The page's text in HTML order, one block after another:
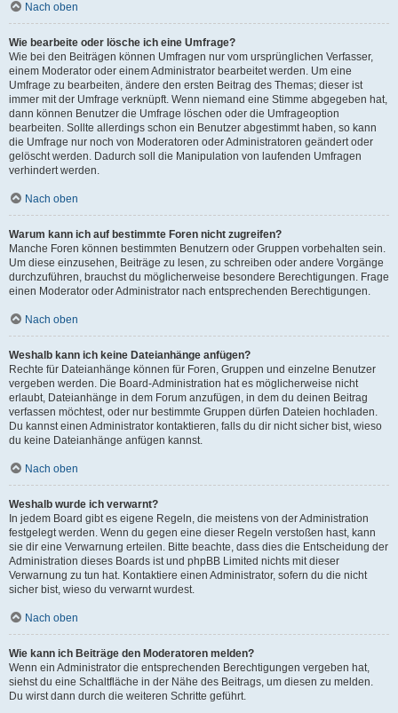
Nach oben
Wie bearbeite oder lösche ich eine Umfrage?
Wie bei den Beiträgen können Umfragen nur vom ursprünglichen Verfasser,
einem Moderator oder einem Administrator bearbeitet werden. Um eine
Umfrage zu bearbeiten, ändere den ersten Beitrag des Themas; dieser ist
immer mit der Umfrage verknüpft. Wenn niemand eine Stimme abgegeben hat,
dann können Benutzer die Umfrage löschen oder die Umfrageoption
bearbeiten. Sollte allerdings schon ein Benutzer abgestimmt haben, so kann
die Umfrage nur noch von Moderatoren oder Administratoren geändert oder
gelöscht werden. Dadurch soll die Manipulation von laufenden Umfragen
verhindert werden.
Nach oben
Warum kann ich auf bestimmte Foren nicht zugreifen?
Manche Foren können bestimmten Benutzern oder Gruppen vorbehalten sein.
Um diese einzusehen, Beiträge zu lesen, zu schreiben oder andere Vorgänge
durchzuführen, brauchst du möglicherweise besondere Berechtigungen. Frage
einen Moderator oder Administrator nach entsprechenden Berechtigungen.
Nach oben
Weshalb kann ich keine Dateianhänge anfügen?
Rechte für Dateianhänge können für Foren, Gruppen und einzelne Benutzer
vergeben werden. Die Board-Administration hat es möglicherweise nicht
erlaubt, Dateianhänge in dem Forum anzufügen, in dem du deinen Beitrag
verfassen möchtest, oder nur bestimmte Gruppen dürfen Dateien hochladen.
Du kannst einen Administrator kontaktieren, falls du dir nicht sicher bist, wieso
du keine Dateianhänge anfügen kannst.
Nach oben
Weshalb wurde ich verwarnt?
In jedem Board gibt es eigene Regeln, die meistens von der Administration
festgelegt werden. Wenn du gegen eine dieser Regeln verstoßen hast, kann
sie dir eine Verwarnung erteilen. Bitte beachte, dass dies die Entscheidung der
Administration dieses Boards ist und phpBB Limited nichts mit dieser
Verwarnung zu tun hat. Kontaktiere einen Administrator, sofern du die nicht
sicher bist, wieso du verwarnt wurdest.
Nach oben
Wie kann ich Beiträge den Moderatoren melden?
Wenn ein Administrator die entsprechenden Berechtigungen vergeben hat,
siehst du eine Schaltfläche in der Nähe des Beitrags, um diesen zu melden.
Du wirst dann durch die weiteren Schritte geführt.